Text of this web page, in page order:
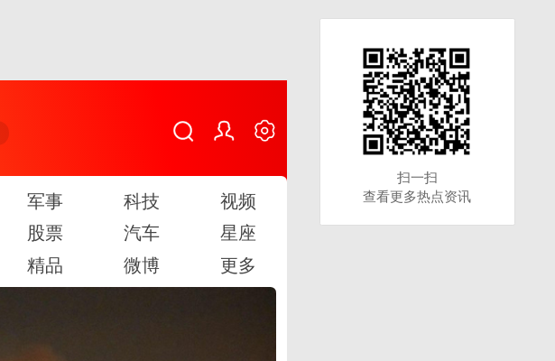
军事 科技
视频
股票 汽车
星座
精品 微博 更多
扫一扫
查看更多热点资讯
扫一扫
查看更多热点资讯